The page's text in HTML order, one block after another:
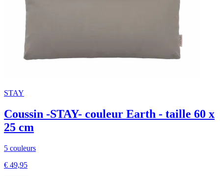
STAY
Coussin -STAY- couleur Earth - taille 60 x
25 cm
5 couleurs
€ 49,95